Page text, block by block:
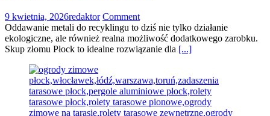
9 kwietnia, 2026redaktor Comment
Oddawanie metali do recyklingu to dziś nie tylko działanie
ekologiczne, ale również realna możliwość dodatkowego zarobku.
Skup złomu Płock to idealne rozwiązanie dla [...]